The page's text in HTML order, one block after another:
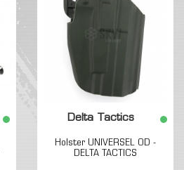
Delta Tactics
Holster UNIVERSEL OD -
DELTA TACTICS